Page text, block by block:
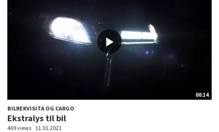
00:14
BILREKVISITA OG CARGO
Ekstralys til bil
469 views 11.01.2021